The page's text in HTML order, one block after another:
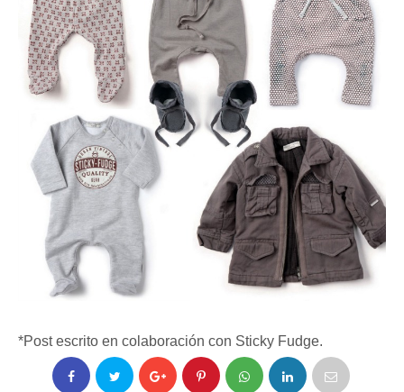
*Post escrito en colaboración con Sticky Fudge.